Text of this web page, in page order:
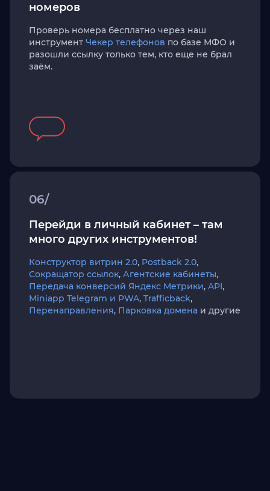
номеров
Проверь номера бесплатно через наш
инструмент Чекер телефонов по базе МФО и
разошли ссылку только тем, кто еще не брал
заём.
06/
Перейди в личный кабинет – там
много других инструментов!
Конструктор витрин 2.0, Postback 2.0,
Сокращатор ссылок, Агентские кабинеты,
Передача конверсий Яндекс Метрики, API,
Miniapp Telegram и PWA, Trafficback,
Перенаправления, Парковка домена и другие